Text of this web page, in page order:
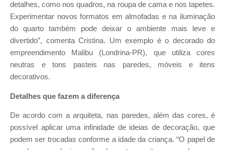
detalhes, como nos quadros, na roupa de cama e nos tapetes.
Experimentar novos formatos em almofadas e na iluminação
do quarto também pode deixar o ambiente mais leve e
divertido”, comenta Cristina. Um exemplo é o decorado do
empreendimento Malibu (Londrina-PR), que utiliza cores
neutras e tons pasteis nas paredes, móveis e itens
decorativos.
Detalhes que fazem a diferença
De acordo com a arquiteta, nas paredes, além das cores, é
possível aplicar uma infinidade de ideias de decoração, que
podem ser trocadas conforme a idade da criança. “O papel de